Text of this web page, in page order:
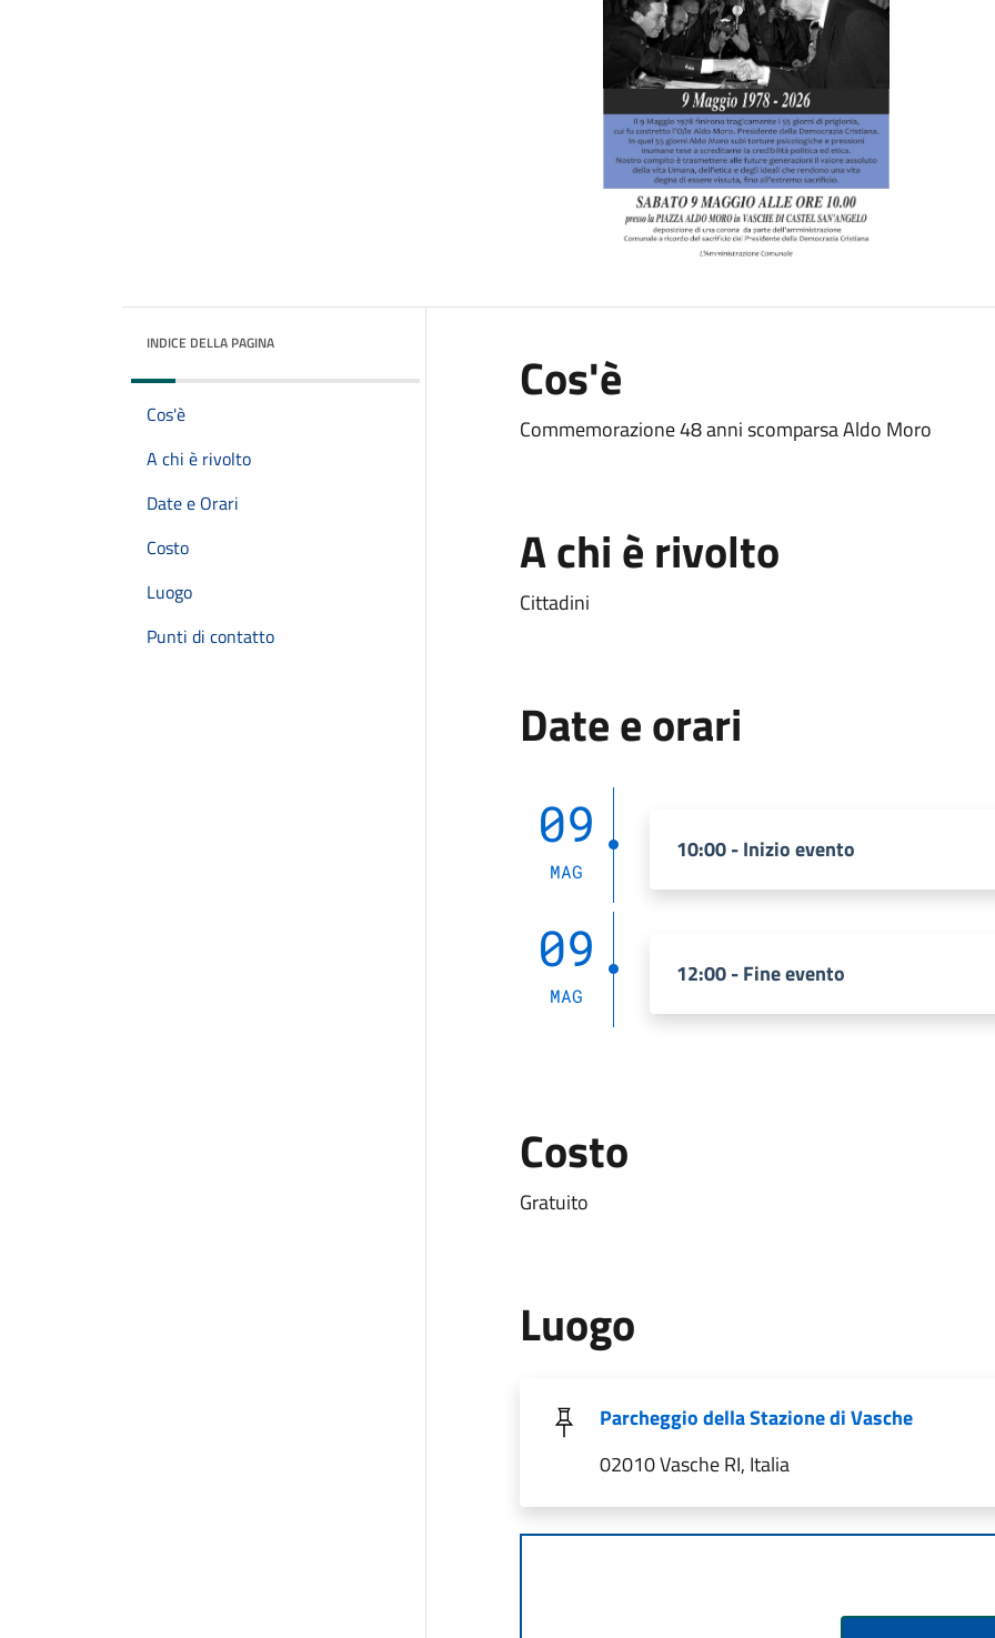
INDICE DELLA PAGINA
Cos'è
A chi è rivolto
Date e Orari
Costo
Luogo
Punti di contatto
Cos'è
Commemorazione 48 anni scomparsa Aldo Moro
A chi è rivolto
Cittadini
Date e orari
09
MAG
10:00 - Inizio evento
09
MAG
12:00 - Fine evento
Costo
Gratuito
Luogo
Parcheggio della Stazione di Vasche
02010 Vasche RI, Italia